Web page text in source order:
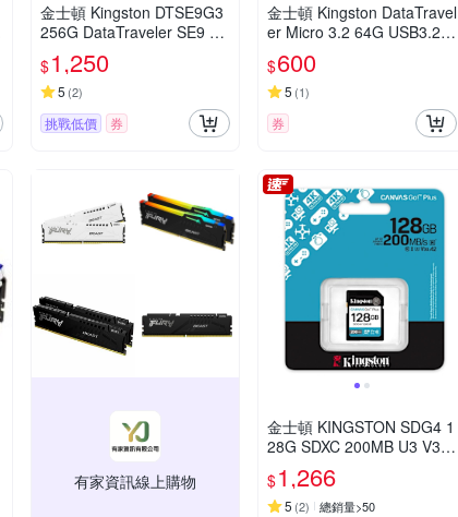
金士頓 Kingston DTSE9G3
256G DataTraveler SE9 G3
USB 3.2 隨身碟 256GB
$1,250
5 (2)
挑戰低價 券
金士頓 Kingston DataTravel
er Micro 3.2 64G USB3.2
隨身碟 DTMC3G2/64GB
$600
5 (1)
券
有家資訊線上購物
金士頓 KINGSTON SDG4 1
28G SDXC 200MB U3 V30
A2 記憶卡 SDG4/128GB
$1,266
5 (2) 總銷量>50